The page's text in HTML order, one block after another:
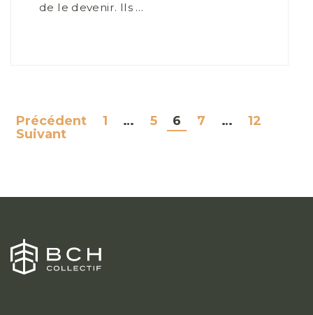
de le devenir. Ils …
NAVIGATION
Précédent 1 … 5 6 7 …
12
Suivant